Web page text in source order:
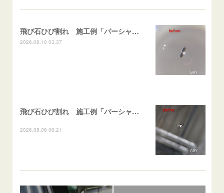
飛び石ひび割れ 施工例「パーシャル系ハーフムーン系」ハイエース
2026.08.10 03:37
飛び石ひび割れ 施工例「パーシャル系・衝撃点範囲ハマカケ」エスティマ
2026.08.08 06:21